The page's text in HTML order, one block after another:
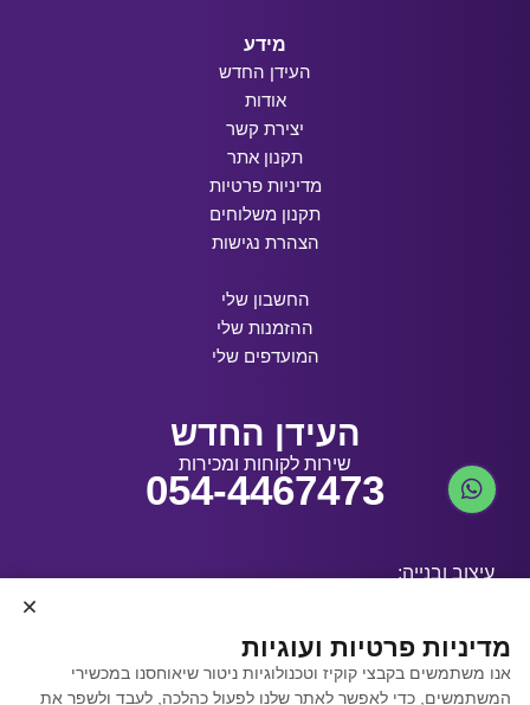
מידע
העידן החדש
אודות
יצירת קשר
תקנון אתר
מדיניות פרטיות
תקנון משלוחים
הצהרת נגישות
החשבון שלי
ההזמנות שלי
המועדפים שלי
העידן החדש
שירות לקוחות ומכירות
054-4467473
עיצוב ובנייה:
קידום אתרים באמצעות
מדיניות פרטיות ועוגיות
אנו משתמשים בקבצי קוקיז וטכנולוגיות ניטור שיאוחסנו במכשירי
המשתמשים, כדי לאפשר לאתר שלנו לפעול כהלכה, לעבד ולשפר את